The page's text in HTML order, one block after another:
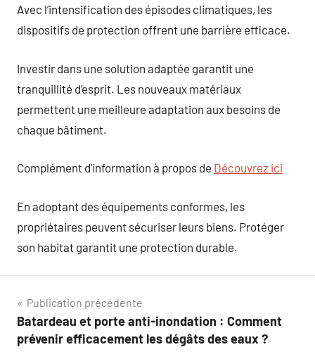
Avec l’intensification des épisodes climatiques, les
dispositifs de protection offrent une barrière efficace.
Investir dans une solution adaptée garantit une
tranquillité d’esprit. Les nouveaux matériaux
permettent une meilleure adaptation aux besoins de
chaque bâtiment.
Complément d’information à propos de Découvrez ici
En adoptant des équipements conformes, les
propriétaires peuvent sécuriser leurs biens. Protéger
son habitat garantit une protection durable.
Navigation
de
Publication précédente
Batardeau et porte anti-inondation : Comment
prévenir efficacement les dégâts des eaux ?